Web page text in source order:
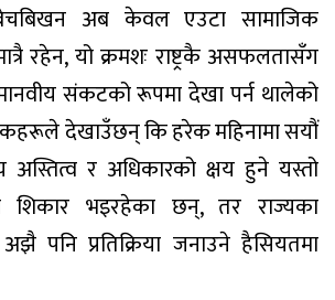
अब केवल एउटा सामाजिक
रहेन, यो क्रमशः राष्ट्रकै असफलतासँग
संकटको रूपमा देखा पर्न थालेको
देखाउँछन् कि हरेक महिनामा सयौं
अस्तित्व र अधिकारको क्षय हुने यस्तो
शिकार भइरहेका छन्, तर राज्यका
पनि प्रतिक्रिया जनाउने हैसियतमा